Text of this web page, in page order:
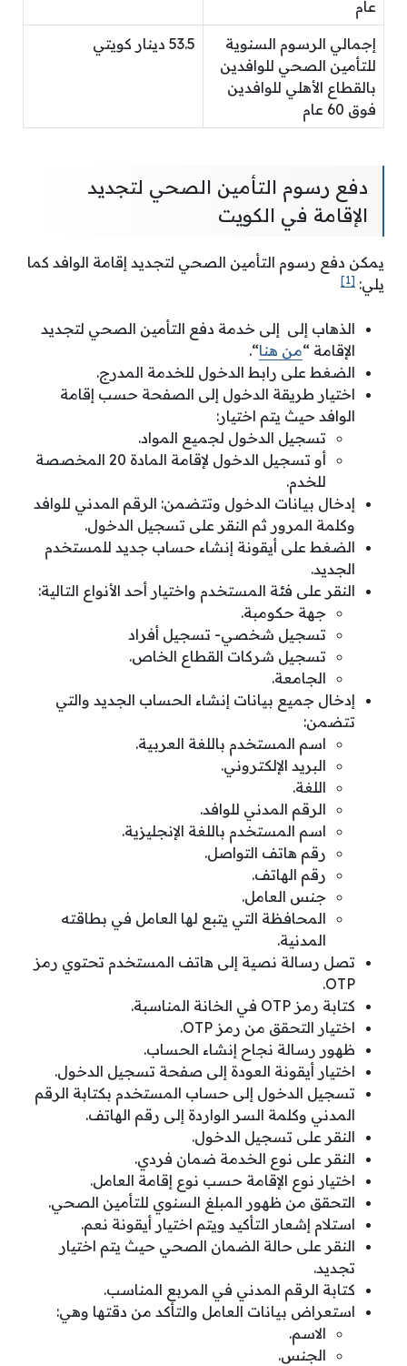
عام
إجمالي الرسوم السنوية
للتأمين الصحي للوافدين
بالقطاع الأهلي للوافدين
فوق 60 عام
53.5 دينار كويتي
دفع رسوم التأمين الصحي لتجديد
الإقامة في الكويت
يمكن دفع رسوم التأمين الصحي لتجديد إقامة الوافد كما
يلي: [1]
الذهاب إلى إلى خدمة دفع التأمين الصحي لتجديد
الإقامة “من هنا“.
الضغط على رابط الدخول للخدمة المدرج.
اختيار طريقة الدخول إلى الصفحة حسب إقامة
الوافد حيث يتم اختيار:
تسجيل الدخول لجميع المواد.
أو تسجيل الدخول لإقامة المادة 20 المخصصة
للخدم.
إدخال بيانات الدخول وتتضمن: الرقم المدني للوافد
وكلمة المرور ثم النقر على تسجيل الدخول.
الضغط على أيقونة إنشاء حساب جديد للمستخدم
الجديد.
النقر على فئة المستخدم واختيار أحد الأنواع التالية:
جهة حكومبة.
تسجيل شخصي- تسجيل أفراد
تسجيل شركات القطاع الخاص.
الجامعة.
إدخال جميع بيانات إنشاء الحساب الجديد والتي
تتضمن:
اسم المستخدم باللغة العربية.
البريد الإلكتروني.
اللغة.
الرقم المدني للوافد.
اسم المستخدم باللغة الإنجليزية.
رقم هاتف التواصل.
رقم الهاتف.
جنس العامل.
المحافظة التي يتبع لها العامل في بطاقته
المدنية.
تصل رسالة نصية إلى هاتف المستخدم تحتوي رمز
OTP.
كتابة رمز OTP في الخانة المناسبة.
اختيار التحقق من رمز OTP.
ظهور رسالة نجاح إنشاء الحساب.
اختيار أيقونة العودة إلى صفحة تسجيل الدخول.
تسجيل الدخول إلى حساب المستخدم بكتابة الرقم
المدني وكلمة السر الواردة إلى رقم الهاتف.
النقر على تسجيل الدخول.
النقر على نوع الخدمة ضمان فردي.
اختيار نوع الإقامة حسب نوع إقامة العامل.
التحقق من ظهور المبلغ السنوي للتأمين الصحي.
استلام إشعار التأكيد ويتم اختيار أيقونة نعم.
النقر على حالة الضمان الصحي حيث يتم اختيار
تجديد.
كتابة الرقم المدني في المربع المناسب.
استعراض بيانات العامل والتأكد من دقتها وهي:
الاسم.
الجنس.